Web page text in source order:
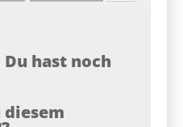
Du hast noch
diesem